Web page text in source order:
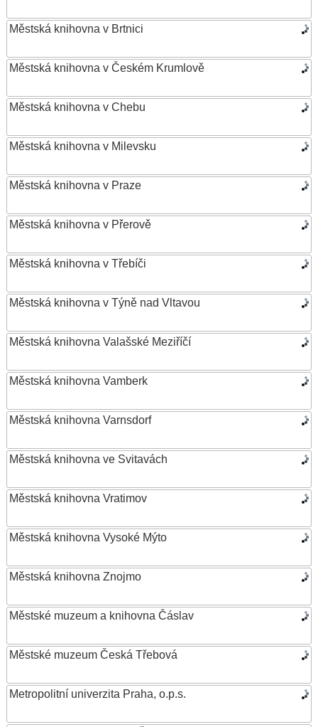
Městská knihovna v Brtnici
Městská knihovna v Českém Krumlově
Městská knihovna v Chebu
Městská knihovna v Milevsku
Městská knihovna v Praze
Městská knihovna v Přerově
Městská knihovna v Třebíči
Městská knihovna v Týně nad Vltavou
Městská knihovna Valašské Meziříčí
Městská knihovna Vamberk
Městská knihovna Varnsdorf
Městská knihovna ve Svitavách
Městská knihovna Vratimov
Městská knihovna Vysoké Mýto
Městská knihovna Znojmo
Městské muzeum a knihovna Čáslav
Městské muzeum Česká Třebová
Metropolitní univerzita Praha, o.p.s.